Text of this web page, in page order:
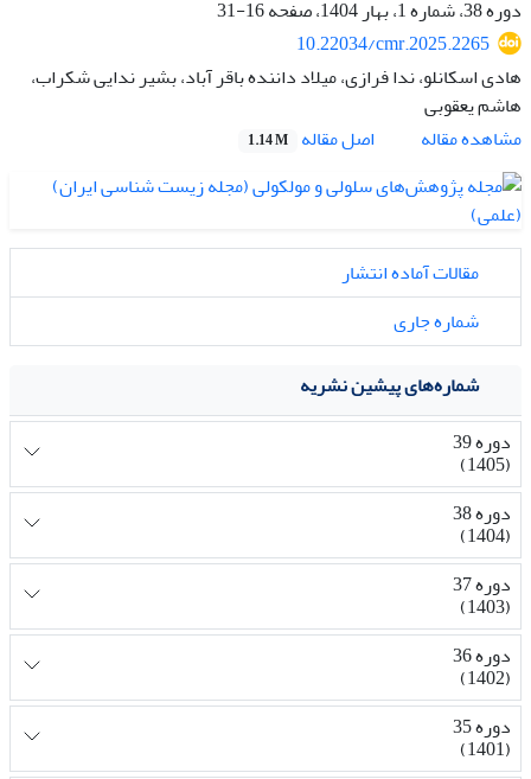
دوره 38، شماره 1، بهار 1404، صفحه
16-31
10.22034/cmr.2025.2265
هادی اسکانلو، ندا فرازی، میلاد داننده باقر آباد، بشیر ندایی شکراب،
هاشم یعقوبی
مشاهده مقاله
اصل مقاله 1.14 M
مقالات آماده انتشار
شماره جاری
شماره‌های پیشین نشریه
دوره 39
(1405)
دوره 38
(1404)
دوره 37
(1403)
دوره 36
(1402)
دوره 35
(1401)